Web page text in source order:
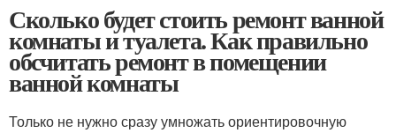
Сколько будет стоить ремонт ванной
комнаты и туалета. Как правильно
обсчитать ремонт в помещении
ванной комнаты
Только не нужно сразу умножать ориентировочную